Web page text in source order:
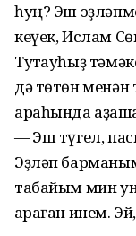
һуң? Эш
кеүек, Ислам
Туҡтауһыҙ
дә төтөн
араһында
— Эш түгел,
Эҙләп
табайым мин
ҡараған инем.